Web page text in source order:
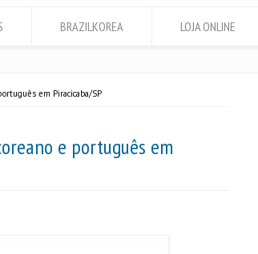
BRAZILKOREA LOJA ONLINE
em Piracicaba/SP
e português em